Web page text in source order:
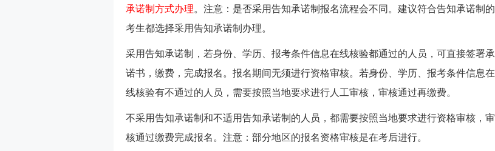
承诺制方式办理。注意：是否采用告知承诺制报名流程会不同。建议符合告知承诺制的
考生都选择采用告知承诺制办理。
采用告知承诺制，若身份、学历、报考条件信息在线核验都通过的人员，可直接签署承
诺书，缴费，完成报名。报名期间无须进行资格审核。若身份、学历、报考条件信息在
线核验有不通过的人员，需要按照当地要求进行人工审核，审核通过再缴费。
不采用告知承诺制和不适用告知承诺制的人员，都需要按照当地要求进行资格审核，审
核通过缴费完成报名。注意：部分地区的报名资格审核是在考后进行。